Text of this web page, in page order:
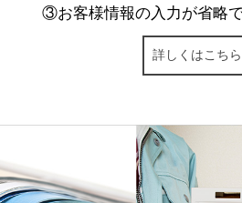
③お客様情報の入力が省略
詳しくはこちら